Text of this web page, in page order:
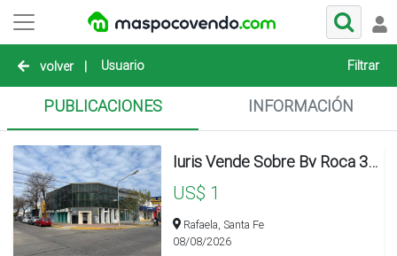
volver | Usuario Filtrar
PUBLICACIONES INFORMACIÓN
Iuris Vende Sobre Bv Roca 360 M2 Sobre 2 Plantas
US$ 1
Rafaela, Santa Fe
08/08/2026